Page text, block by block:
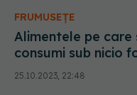
FRUMUSEȚE
Alimentele pe care
consumi sub nicio
înainte de culcare.
provoca și
25.10.2023, 22:48